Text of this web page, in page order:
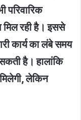
परिवारिक
मिल रही है। इससे
कार्य का लंबे समय
है। हालांकि
लेकिन